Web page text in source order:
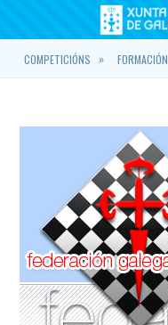
COMPETICIÓNS » FORMACIÓN